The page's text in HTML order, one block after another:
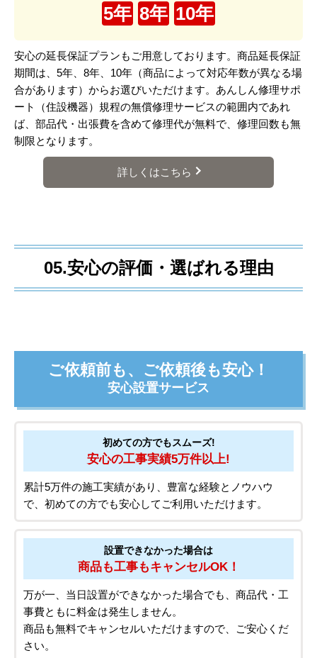
5年 8年 10年
安心の延長保証プランもご用意しております。商品延長保証
期間は、5年、8年、10年（商品によって対応年数が異なる場
合があります）からお選びいただけます。あんしん修理サポ
ート（住設機器）規程の無償修理サービスの範囲内であれ
ば、部品代・出張費を含めて修理代が無料で、修理回数も無
制限となります。
詳しくはこちら
05.安心の評価・選ばれる理由
ご依頼前も、ご依頼後も安心！
安心設置サービス
初めての方でもスムーズ!
安心の工事実績5万件以上!
累計5万件の施工実績があり、豊富な経験とノウハウ
で、初めての方でも安心してご利用いただけます。
設置できなかった場合は
商品も工事もキャンセルOK！
万が一、当日設置ができなかった場合でも、商品代・工
事費ともに料金は発生しません。
商品も無料でキャンセルいただけますので、ご安心くだ
さい。